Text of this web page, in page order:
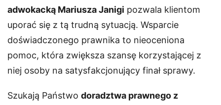
adwokacką Mariusza Janigi pozwala klientom
uporać się z tą trudną sytuacją. Wsparcie
doświadczonego prawnika to nieoceniona
pomoc, która zwiększa szansę korzystającej z
niej osoby na satysfakcjonujący finał sprawy.
Szukają Państwo doradztwa prawnego z